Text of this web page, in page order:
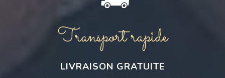
Transport rapide
LIVRAISON GRATUITE